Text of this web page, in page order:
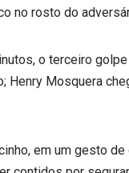
no rosto do
o terceiro
Mosquera
em um gesto